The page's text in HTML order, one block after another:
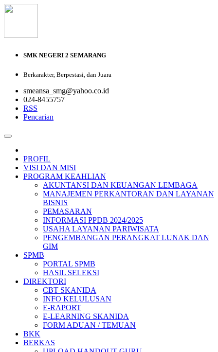
SMK NEGERI 2 SEMARANG
Berkarakter, Berpestasi, dan Juara
smeansa_smg@yahoo.co.id
024-8455757
RSS
Pencarian
PROFIL
VISI DAN MISI
PROGRAM KEAHLIAN
AKUNTANSI DAN KEUANGAN LEMBAGA
MANAJEMEN PERKANTORAN DAN LAYANAN
BISNIS
PEMASARAN
INFORMASI PPDB 2024/2025
USAHA LAYANAN PARIWISATA
PENGEMBANGAN PERANGKAT LUNAK DAN
GIM
SPMB
PORTAL SPMB
HASIL SELEKSI
DIREKTORI
CBT SKANIDA
INFO KELULUSAN
E-RAPORT
E-LEARNING SKANIDA
FORM ADUAN / TEMUAN
BKK
BERKAS